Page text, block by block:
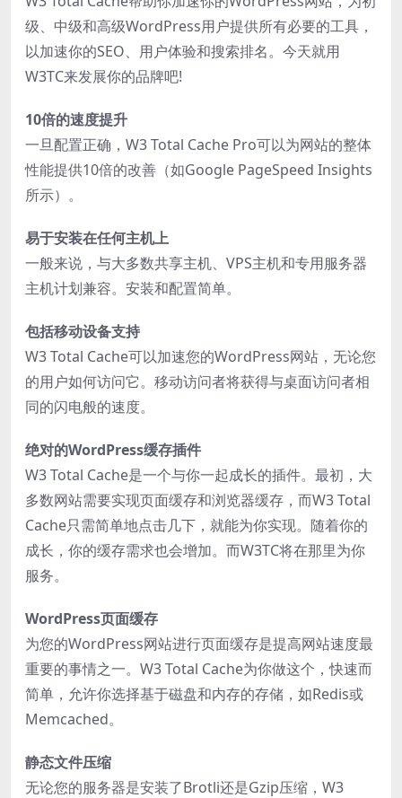
级、中级和高级WordPress用户提供所有必要的工具，
以加速你的SEO、用户体验和搜索排名。今天就用
W3TC来发展你的品牌吧!
10倍的速度提升
一旦配置正确，W3 Total Cache Pro可以为网站的整体
性能提供10倍的改善（如Google PageSpeed Insights
所示）。
易于安装在任何主机上
一般来说，与大多数共享主机、VPS主机和专用服务器
主机计划兼容。安装和配置简单。
包括移动设备支持
W3 Total Cache可以加速您的WordPress网站，无论您
的用户如何访问它。移动访问者将获得与桌面访问者相
同的闪电般的速度。
绝对的WordPress缓存插件
W3 Total Cache是一个与你一起成长的插件。最初，大
多数网站需要实现页面缓存和浏览器缓存，而W3 Total
Cache只需简单地点击几下，就能为你实现。随着你的
成长，你的缓存需求也会增加。而W3TC将在那里为你
服务。
WordPress页面缓存
为您的WordPress网站进行页面缓存是提高网站速度最
重要的事情之一。W3 Total Cache为你做这个，快速而
简单，允许你选择基于磁盘和内存的存储，如Redis或
Memcached。
静态文件压缩
无论您的服务器是安装了Brotli还是Gzip压缩，W3